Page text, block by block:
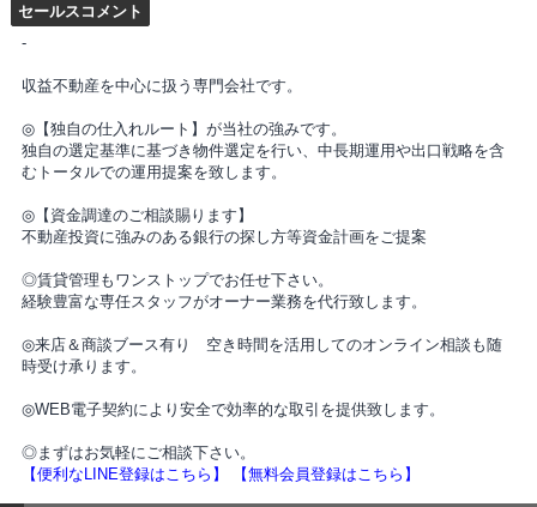
セールスコメント
-
収益不動産を中心に扱う専門会社です。
◎【独自の仕入れルート】が当社の強みです。
独自の選定基準に基づき物件選定を行い、中長期運用や出口戦略を含
むトータルでの運用提案を致します。
◎【資金調達のご相談賜ります】
不動産投資に強みのある銀行の探し方等資金計画をご提案
◎賃貸管理もワンストップでお任せ下さい。
経験豊富な専任スタッフがオーナー業務を代行致します。
◎来店＆商談ブース有り 空き時間を活用してのオンライン相談も随
時受け承ります。
◎WEB電子契約により安全で効率的な取引を提供致します。
◎まずはお気軽にご相談下さい。
【便利なLINE登録はこちら】
【無料会員登録はこちら】